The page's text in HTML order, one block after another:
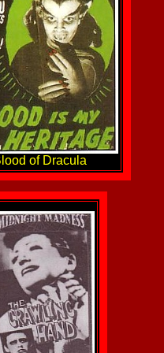
of Dracula